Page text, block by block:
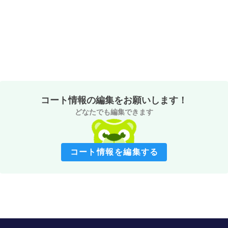
コート情報の編集をお願いします！
どなたでも編集できます
コート情報を編集する